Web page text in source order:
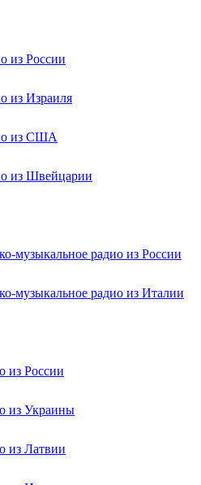
из России
из Израиля
из США
из Швейцарии
музыкальное радио из России
музыкальное радио из Италии
из России
из Украины
из Латвии